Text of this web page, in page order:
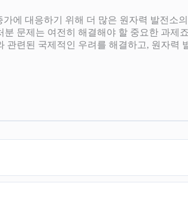
에 대응하기 위해 더 많은 원자력 발전소
문제는 여전히 해결해야 할 중요한 과제
련된 국제적인 우려를 해결하고, 원자력